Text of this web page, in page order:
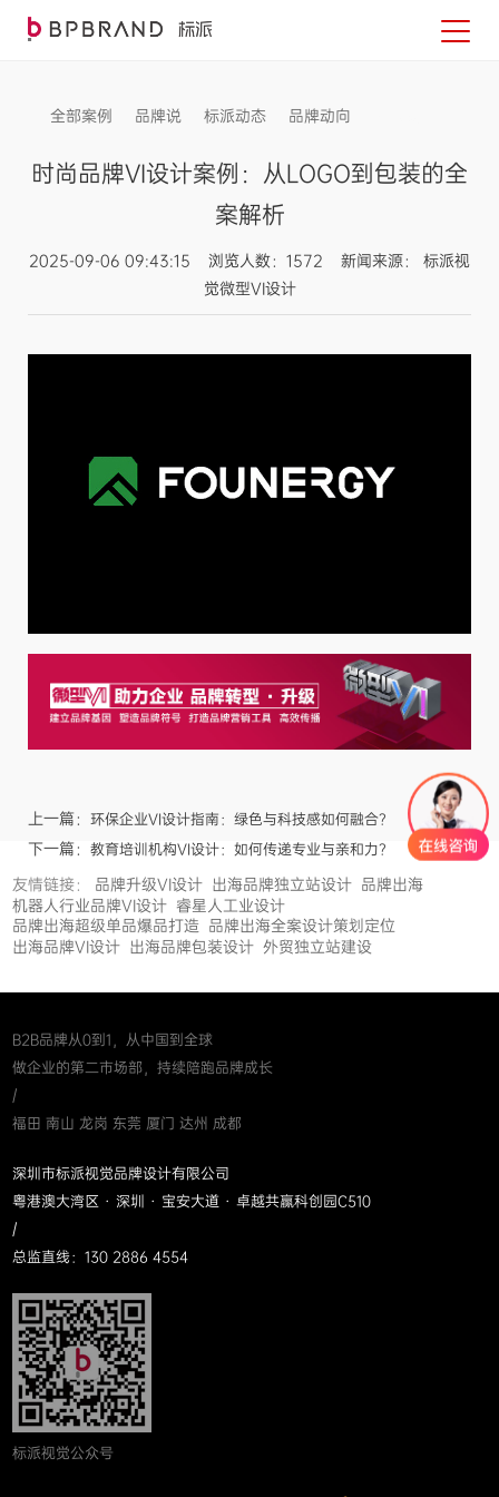
全部案例 品牌说 标派动态 品牌动向
时尚品牌VI设计案例：从LOGO到包装的全
案解析
2025-09-06 09:43:15 浏览人数：1572 新闻来源： 标派视
觉微型VI设计
上一篇： 环保企业VI设计指南：绿色与科技感如何融合？
下一篇： 教育培训机构VI设计：如何传递专业与亲和力？
友情链接： 品牌升级VI设计 出海品牌独立站设计 品牌出海
机器人行业品牌VI设计 睿星人工业设计
品牌出海超级单品爆品打造 品牌出海全案设计策划定位
出海品牌VI设计 出海品牌包装设计 外贸独立站建设
B2B品牌从0到1，从中国到全球
做企业的第二市场部，持续陪跑品牌成长
/
福田 南山 龙岗 东莞 厦门 达州 成都
深圳市标派视觉品牌设计有限公司
粤港澳大湾区 · 深圳 · 宝安大道 · 卓越共赢科创园C510
/
总监直线：130 2886 4554
标派视觉公众号